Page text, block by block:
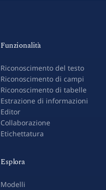
Funzionalità
Riconoscimento del testo
Riconoscimento di campi
Riconoscimento di tabelle
Estrazione di informazioni
Editor
Collaborazione
Etichettatura
Esplora
Modelli